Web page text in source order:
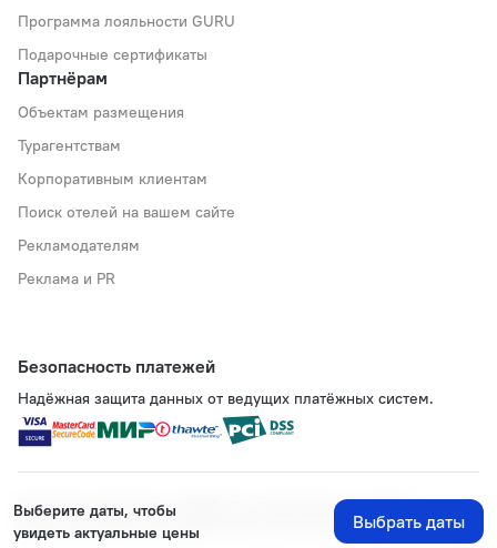
Выберите даты, чтобы
увидеть актуальные цены
Выбрать даты
Программа лояльности GURU
Подарочные сертификаты
Партнёрам
Объектам размещения
Турагентствам
Корпоративным клиентам
Поиск отелей на вашем сайте
Рекламодателям
Реклама и PR
Безопасность платежей
Надёжная защита данных от ведущих платёжных систем.
Политика хранения и обработки персональных данных
Применяются рекомендательные технологии